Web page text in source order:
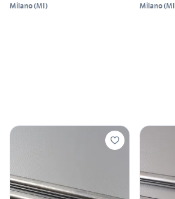
Milano(MI) Milano(MI